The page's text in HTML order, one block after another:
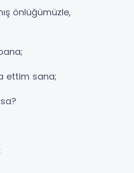
önlüğümüzle,
ettim sana;